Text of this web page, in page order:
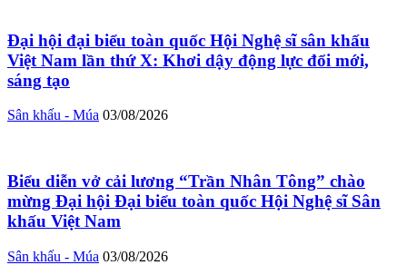
Đại hội đại biểu toàn quốc Hội Nghệ sĩ sân khấu
Việt Nam lần thứ X: Khơi dậy động lực đổi mới,
sáng tạo
Sân khấu - Múa 03/08/2026
Biểu diễn vở cải lương “Trần Nhân Tông” chào
mừng Đại hội Đại biểu toàn quốc Hội Nghệ sĩ Sân
khấu Việt Nam
Sân khấu - Múa 03/08/2026